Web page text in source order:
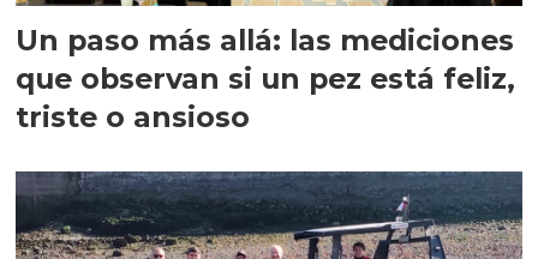
Un paso más allá: las mediciones
que observan si un pez está feliz,
triste o ansioso